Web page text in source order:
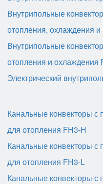
Внутрипольные
отопления, охлаждения
Внутрипольные
отопления и охлаждения
Электрический
Канальные конвекторы с
для отопления FH3-H
Канальные конвекторы с
для отопления FH3-L
Канальные конвекторы с